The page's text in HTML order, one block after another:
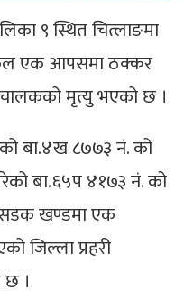
९ स्थित चित्लाङमा
एक आपसमा ठक्कर
मृत्यु भएको छ ।
बा.४ख ८७७३ नं. को
बा.६५प ४१७३ नं. को
सडक खण्डमा एक
जिल्ला प्रहरी
।